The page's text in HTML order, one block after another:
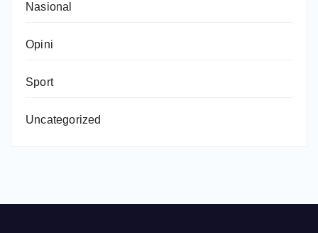
Nasional
Opini
Sport
Uncategorized